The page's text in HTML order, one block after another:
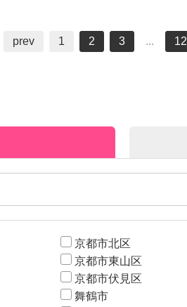
prev 1 2 3 ... 12
京都市北区
京都市東山区
京都市伏見区
舞鶴市